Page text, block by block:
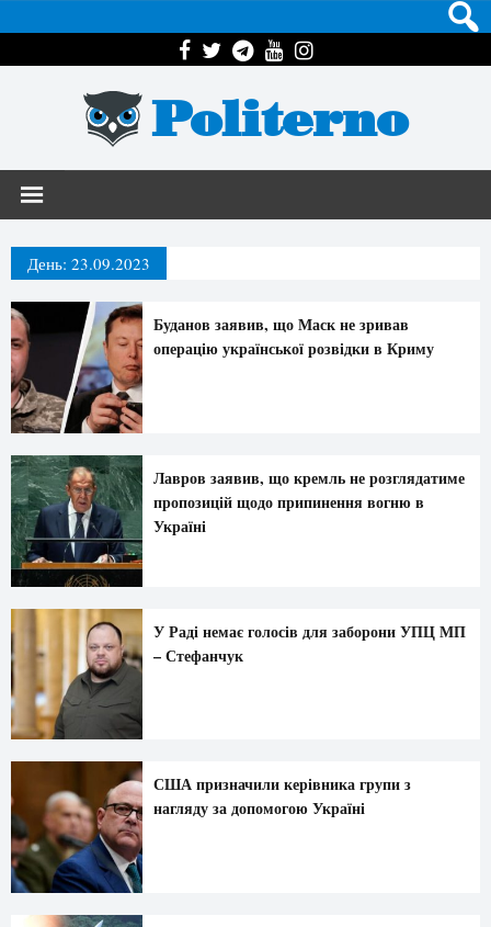
Politerno
День: 23.09.2023
Буданов заявив, що Маск не зривав
операцію української розвідки в Криму
Лавров заявив, що кремль не розглядатиме
пропозицій щодо припинення вогню в
Україні
У Раді немає голосів для заборони УПЦ МП
– Стефанчук
США призначили керівника групи з
нагляду за допомогою Україні